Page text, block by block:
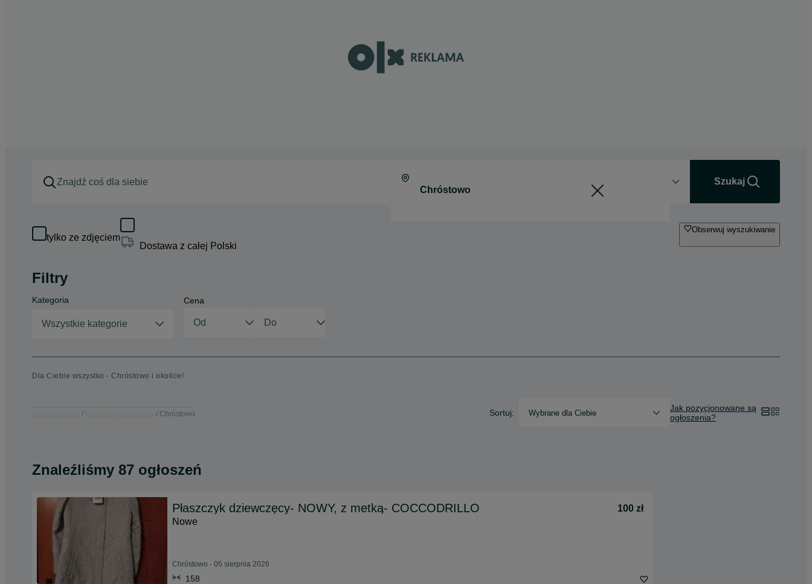
Szukaj
tylko ze zdjęciem
Dostawa z całej Polski
Obserwuj wyszukiwanie
Filtry
Kategoria
Wszystkie kategorie
Cena
Dla Ciebie wszystko - Chróstowo i okolice!
Chróstowo Sortuj: Wybrane dla Ciebie
Jak pozycjonowane są
ogłoszenia?
Znaleźliśmy 87 ogłoszeń
Płaszczyk dziewczęcy- NOWY, z metką- COCCODRILLO
100 zł
Nowe
Chróstowo - 05 sierpnia 2026
158